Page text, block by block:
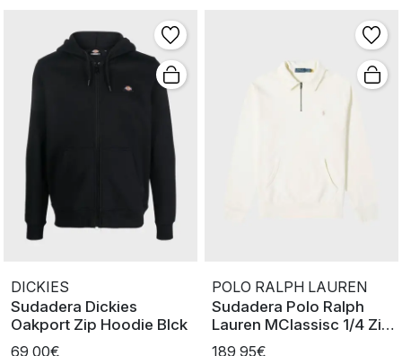
DICKIES
Sudadera Dickies
Oakport Zip Hoodie Blck
69,00€
POLO RALPH LAUREN
Sudadera Polo Ralph
Lauren MClassisc 1/4 Zip
Cream
189,95€